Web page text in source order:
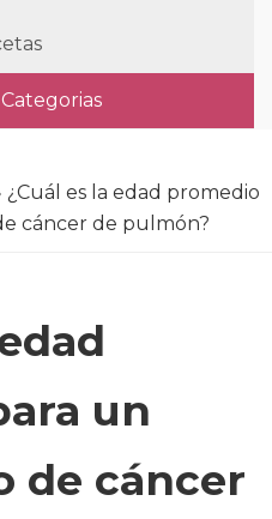
¿Cuál es la edad promedio
cáncer de pulmón?
un
de cáncer